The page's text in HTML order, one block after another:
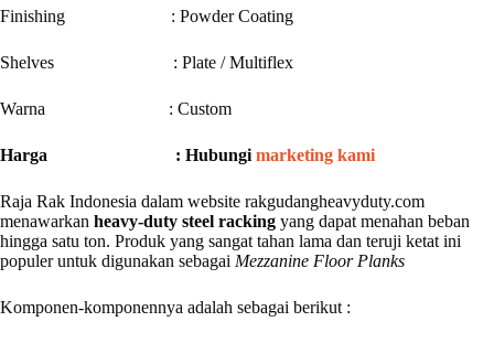
Finishing : Powder Coating
Shelves : Plate / Multiflex
Warna : Custom
Harga : Hubungi marketing kami
Raja Rak Indonesia dalam website rakgudangheavyduty.com
menawarkan heavy-duty steel racking yang dapat menahan beban
hingga satu ton. Produk yang sangat tahan lama dan teruji ketat ini
populer untuk digunakan sebagai Mezzanine Floor Planks
Komponen-komponennya adalah sebagai berikut :